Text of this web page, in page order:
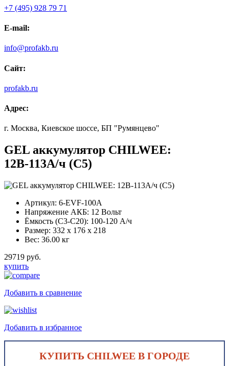
+7 (495) 928 79 71
E-mail:
info@profakb.ru
Сайт:
profakb.ru
Адрес:
г. Москва, Киевское шоссе, БП "Румянцево"
GEL аккумулятор CHILWEE:
12В-113А/ч (С5)
Артикул: 6-EVF-100А
Напряжение АКБ: 12 Вольт
Ёмкость (С3-С20): 100-120 А/ч
Размер: 332 x 176 x 218
Вес: 36.00 кг
29719 руб.
купить
Добавить в сравнение
Добавить в избранное
КУПИТЬ CHILWEE В ГОРОДЕ